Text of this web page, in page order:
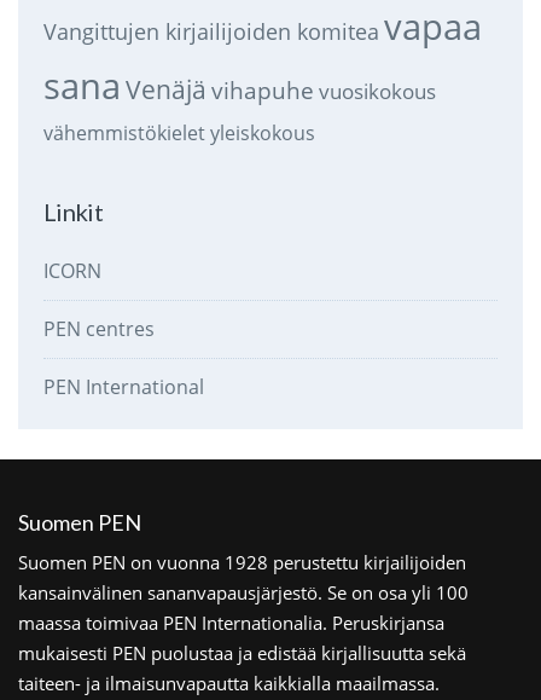
Vangittujen kirjailijoiden komitea vapaa
sana Venäjä vihapuhe vuosikokous
vähemmistökieletyleiskokous
Linkit
ICORN
PEN centres
PEN International
Suomen PEN
Suomen PEN on vuonna 1928 perustettu kirjailijoiden
kansainvälinen sananvapausjärjestö. Se on osa yli 100
maassa toimivaa PEN Internationalia. Peruskirjansa
mukaisesti PEN puolustaa ja edistää kirjallisuutta sekä
taiteen- ja ilmaisunvapautta kaikkialla maailmassa.